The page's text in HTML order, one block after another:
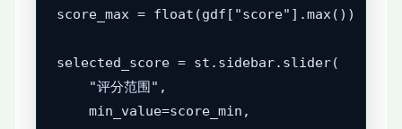
score_max = float(gdf["score"].max())
selected_score = st.sidebar.slider(
    "评分范围",
    min_value=score_min,